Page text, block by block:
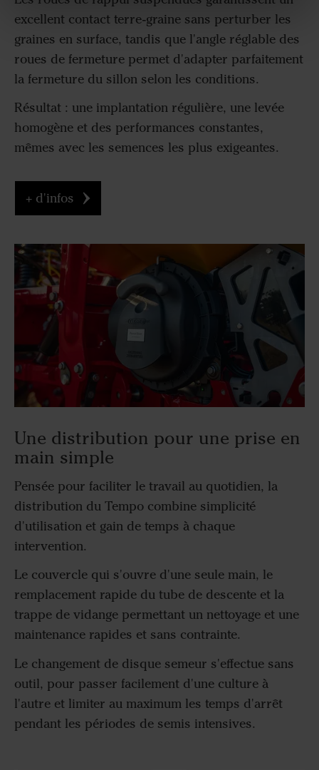
excellent contact terre-graine sans perturber les
graines en surface, tandis que l'angle réglable des
roues de fermeture permet d'adapter parfaitement
la fermeture du sillon selon les conditions.
Résultat : une implantation régulière, une levée
homogène et des performances constantes,
mêmes avec les semences les plus exigeantes.
+ d'infos
Une distribution pour une prise en
main simple
Pensée pour faciliter le travail au quotidien, la
distribution du Tempo combine simplicité
d'utilisation et gain de temps à chaque
intervention.
Le couvercle qui s'ouvre d'une seule main, le
remplacement rapide du tube de descente et la
trappe de vidange permettant un nettoyage et une
maintenance rapides et sans contrainte.
Le changement de disque semeur s'effectue sans
outil, pour passer facilement d'une culture à
l'autre et limiter au maximum les temps d'arrêt
pendant les périodes de semis intensives.